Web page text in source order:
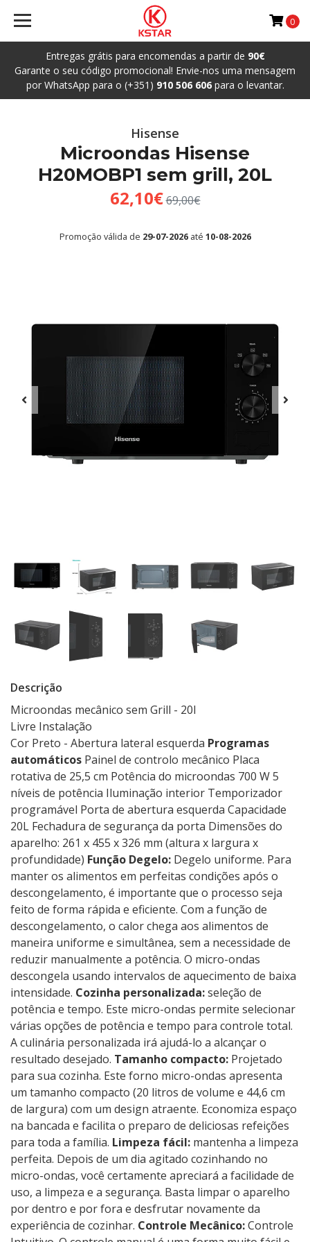
Entregas grátis para encomendas a partir de 90€
Garante o seu código promocional! Envie-nos uma mensagem
por WhatsApp para o (+351) 910 506 606para o levantar.
0
Hisense
Microondas Hisense
H20MOBP1 sem grill, 20L
62,10€69,00€
Promoção válida de 29-07-2026até 10-08-2026
Descrição
Microondas mecânico sem Grill - 20l
Livre Instalação
Cor Preto - Abertura lateral esquerda Programas
automáticos Painel de controlo mecânico Placa
rotativa de 25,5 cm Potência do microondas 700 W 5
níveis de potência Iluminação interior Temporizador
programável Porta de abertura esquerda Capacidade
20L Fechadura de segurança da porta Dimensões do
aparelho: 261 x 455 x 326 mm (altura x largura x
profundidade) Função Degelo: Degelo uniforme. Para
manter os alimentos em perfeitas condições após o
descongelamento, é importante que o processo seja
feito de forma rápida e eficiente. Com a função de
descongelamento, o calor chega aos alimentos de
maneira uniforme e simultânea, sem a necessidade de
reduzir manualmente a potência. O micro-ondas
descongela usando intervalos de aquecimento de baixa
intensidade. Cozinha personalizada:seleção de
potência e tempo. Este micro-ondas permite selecionar
várias opções de potência e tempo para controle total.
A culinária personalizada irá ajudá-lo a alcançar o
resultado desejado. Tamanho compacto: Projetado
para sua cozinha. Este forno micro-ondas apresenta
um tamanho compacto (20 litros de volume e 44,6 cm
de largura) com um design atraente. Economiza espaço
na bancada e facilita o preparo de deliciosas refeições
para toda a família. Limpeza fácil: mantenha a limpeza
perfeita. Depois de um dia agitado cozinhando no
micro-ondas, você certamente apreciará a facilidade de
uso, a limpeza e a segurança. Basta limpar o aparelho
por dentro e por fora e desfrutar novamente da
experiência de cozinhar. Controle Mecânico:Controle